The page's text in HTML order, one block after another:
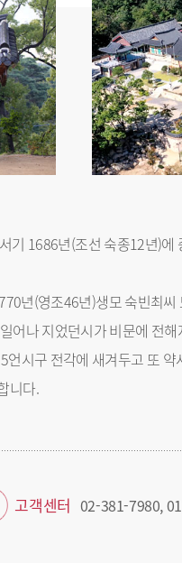
기 1686년(조선 숙종12년)에
년(영조46년)생모 숙빈최씨
어나 지었던시가 비문에 전
시구 전각에 새겨두고 또
니다.
고객센터 02-381-7980,